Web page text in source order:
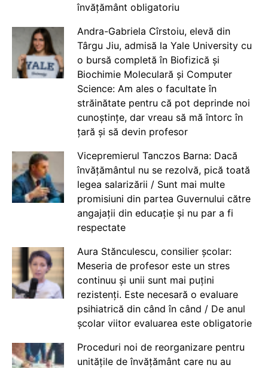
învățământ obligatoriu
Andra-Gabriela Cîrstoiu, elevă din
Târgu Jiu, admisă la Yale University cu
o bursă completă în Biofizică și
Biochimie Moleculară și Computer
Science: Am ales o facultate în
străinătate pentru că pot deprinde noi
cunoștințe, dar vreau să mă întorc în
țară și să devin profesor
Vicepremierul Tanczos Barna: Dacă
învățământul nu se rezolvă, pică toată
legea salarizării / Sunt mai multe
promisiuni din partea Guvernului către
angajații din educație și nu par a fi
respectate
Aura Stănculescu, consilier școlar:
Meseria de profesor este un stres
continuu și unii sunt mai puțini
rezistenți. Este necesară o evaluare
psihiatrică din când în când / De anul
școlar viitor evaluarea este obligatorie
Proceduri noi de reorganizare pentru
unitățile de învățământ care nu au